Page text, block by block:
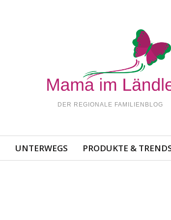
DER REGIONALE FAMILIENBLOG
UNTERWEGS PRODUKTE &